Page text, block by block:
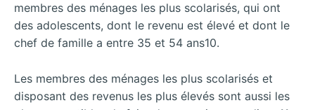
membres des ménages les plus scolarisés, qui ont
des adolescents, dont le revenu est élevé et dont le
chef de famille a entre 35 et 54 ans10.
Les membres des ménages les plus scolarisés et
disposant des revenus les plus élevés sont aussi les